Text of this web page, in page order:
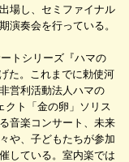
場し、セミファイナル
演奏会を行っている。
トシリーズ『ハマの
た。これまでに勅使河
営利活動法人ハマの
クト「金の卵」ソリス
音楽コンサート、未来
や、子どもたちが参加
している。室内楽では